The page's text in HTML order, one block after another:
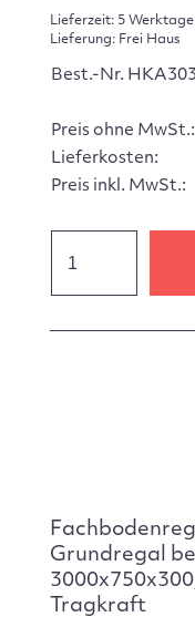
Lieferzeit: 5
Lieferung: Frei Haus
Best.-Nr.
Preis ohne MwSt.:
Lieferkosten:
Preis inkl. MwSt.:
Grundregal
Tragkraft